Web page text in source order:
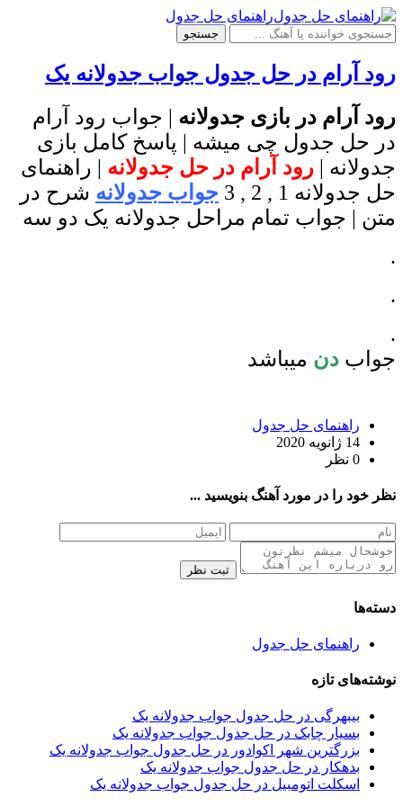
راهنمای حل جدول
جستجو
رود آرام در حل جدول جواب جدولانه یک
رود آرام در بازی جدولانه | جواب رود آرام
در حل جدول چی میشه | پاسخ کامل بازی
جدولانه | رود آرام در حل جدولانه | راهنمای
حل جدولانه 1 , 2 , 3
جواب جدولانه شرح در
متن | جواب تمام مراحل جدولانه یک دو سه
.
.
.
جواب دن میباشد
راهنمای حل جدول
14 ژانویه 2020
0 نظر
نظر خود را در مورد آهنگ بنویسید ...
ثبت نظر
دسته‌ها
راهنمای حل جدول
نوشته‌های تازه
بیبهرگی در حل جدول جواب جدولانه یک
بسیار چابک در حل جدول جواب جدولانه یک
بزرگترین شهر اکوادور در حل جدول جواب جدولانه یک
بدهکار در حل جدول جواب جدولانه یک
اسکلت اتومبیل در حل جدول جواب جدولانه یک